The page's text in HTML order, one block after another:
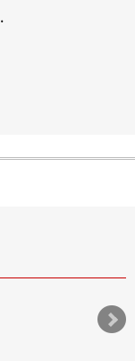
호르무즈 갈
호르무즈 해